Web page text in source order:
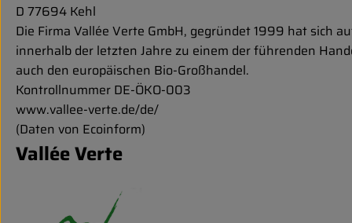
D 77694 Kehl
Die Firma Vallée Verte GmbH, gegründet 1999 hat sich
innerhalb der letzten Jahre zu einem der führenden
auch den europäischen Bio-Großhandel.
Kontrollnummer DE-ÖKO-003
www.vallee-verte.de/de/
(Daten von Ecoinform)
Vallée Verte